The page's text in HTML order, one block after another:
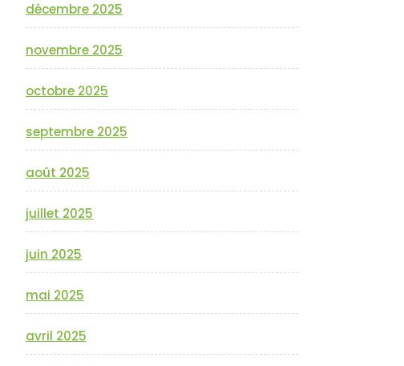
décembre 2025
novembre 2025
octobre 2025
septembre 2025
août 2025
juillet 2025
juin 2025
mai 2025
avril 2025